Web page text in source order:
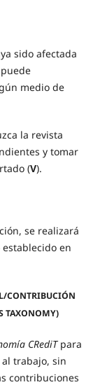
sido afectada
medio de
la revista
y tomar
(V).
se realizará
en
CONTRIBUCIÓN
TAXONOMY)
CRediTpara
trabajo, sin
contribuciones